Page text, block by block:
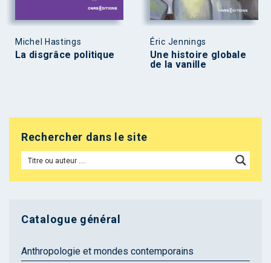
Michel Hastings
La disgrâce politique
Éric Jennings
Une histoire globale
de la vanille
Rechercher dans le site
Catalogue général
Anthropologie et mondes contemporains